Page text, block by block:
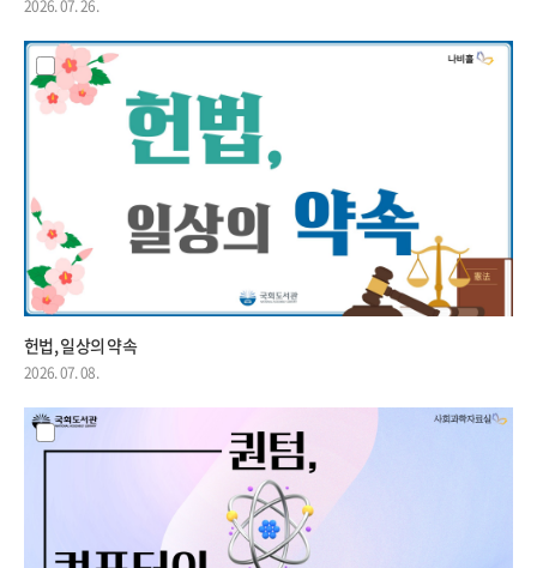
2026. 07. 26.
헌법, 일상의 약속
2026. 07. 08.